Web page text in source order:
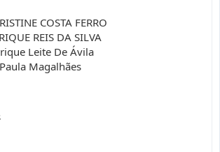
COSTA FERRO
REIS DA SILVA
Leite De Ávila
Magalhães